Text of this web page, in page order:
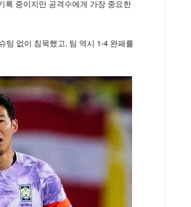
록 중이지만 공격수에게 가장 중요한
팅 없이 침묵했고, 팀 역시 1-4 완패를